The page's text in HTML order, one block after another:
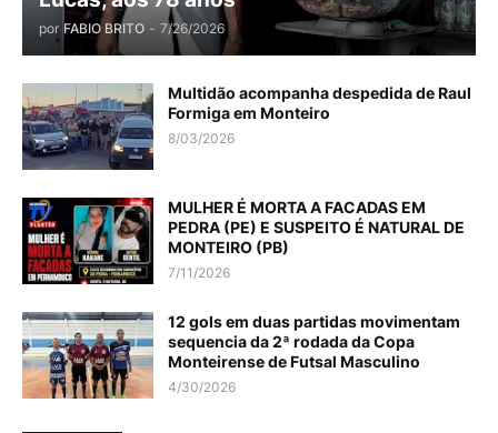
por FABIO BRITO - 7/26/2026
Multidão acompanha despedida de Raul
Formiga em Monteiro
8/03/2026
MULHER É MORTA A FACADAS EM
PEDRA (PE) E SUSPEITO É NATURAL DE
MONTEIRO (PB)
7/11/2026
12 gols em duas partidas movimentam
sequencia da 2ª rodada da Copa
Monteirense de Futsal Masculino
4/30/2026